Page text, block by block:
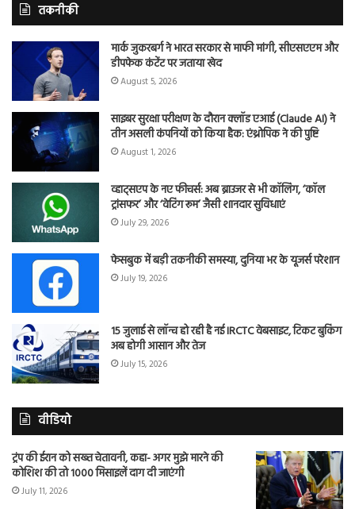
तकनीकी
मार्क जुकरबर्ग ने भारत सरकार से माफी मांगी, सीएसएएम और
डीपफेक कंटेंट पर जताया खेद
August 5, 2026
साइबर सुरक्षा परीक्षण के दौरान क्लॉड एआई (Claude AI) ने
तीन असली कंपनियों को किया हैक: एंथ्रोपिक ने की पुष्टि
August 1, 2026
व्हाट्सएप के नए फीचर्स: अब ब्राउजर से भी कॉलिंग, ‘कॉल
ट्रांसफर’ और ‘वेटिंग रूम’ जैसी शानदार सुविधाएं
July 29, 2026
फेसबुक में बड़ी तकनीकी समस्या, दुनिया भर के यूजर्स परेशान
July 19, 2026
15 जुलाई से लॉन्च हो रही है नई IRCTC वेबसाइट, टिकट बुकिंग
अब होगी आसान और तेज
July 15, 2026
वीडियो
ट्रंप की ईरान को सख्त चेतावनी, कहा- अगर मुझे मारने की
कोशिश की तो 1000 मिसाइलें दाग दी जाएंगी
July 11, 2026